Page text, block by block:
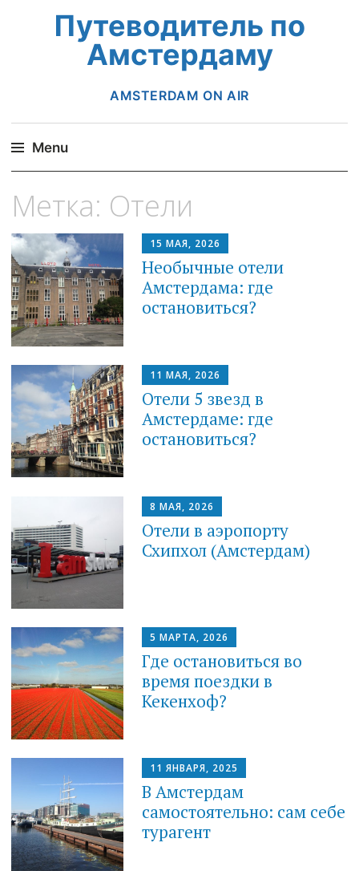
Путеводитель по
Амстердаму
AMSTERDAM ON AIR
Menu
to
Метка: Отели
15 МАЯ, 2026
Необычные отели
Амстердама: где
остановиться?
11 МАЯ, 2026
Отели 5 звезд в
Амстердаме: где
остановиться?
8 МАЯ, 2026
Отели в аэропорту
Схипхол (Амстердам)
5 МАРТА, 2026
Где остановиться во
время поездки в
Кекенхоф?
11 ЯНВАРЯ, 2025
В Амстердам
самостоятельно: сам себе
турагент